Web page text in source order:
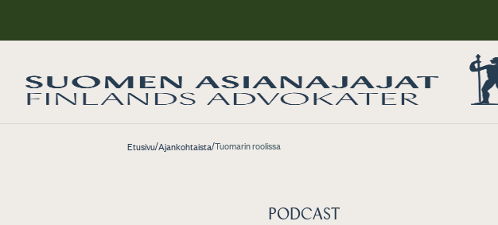
Etusivu/Ajankohtaista/Tuomarin roolissa
PODCAST